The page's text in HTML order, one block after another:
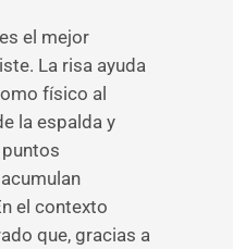
el mejor
La risa ayuda
físico al
la espalda y
el contexto
que, gracias a